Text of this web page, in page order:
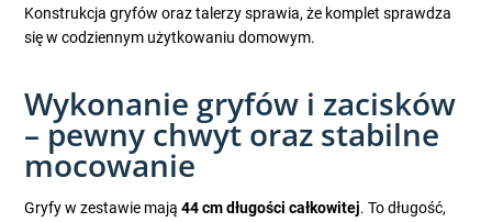
Konstrukcja gryfów oraz talerzy sprawia, że komplet sprawdza
się w codziennym użytkowaniu domowym.
Wykonanie gryfów i zacisków
– pewny chwyt oraz stabilne
mocowanie
Gryfy w zestawie mają44 cm długości całkowitej. To długość,